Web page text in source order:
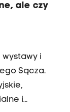
ale czy
i
Sącza.
i